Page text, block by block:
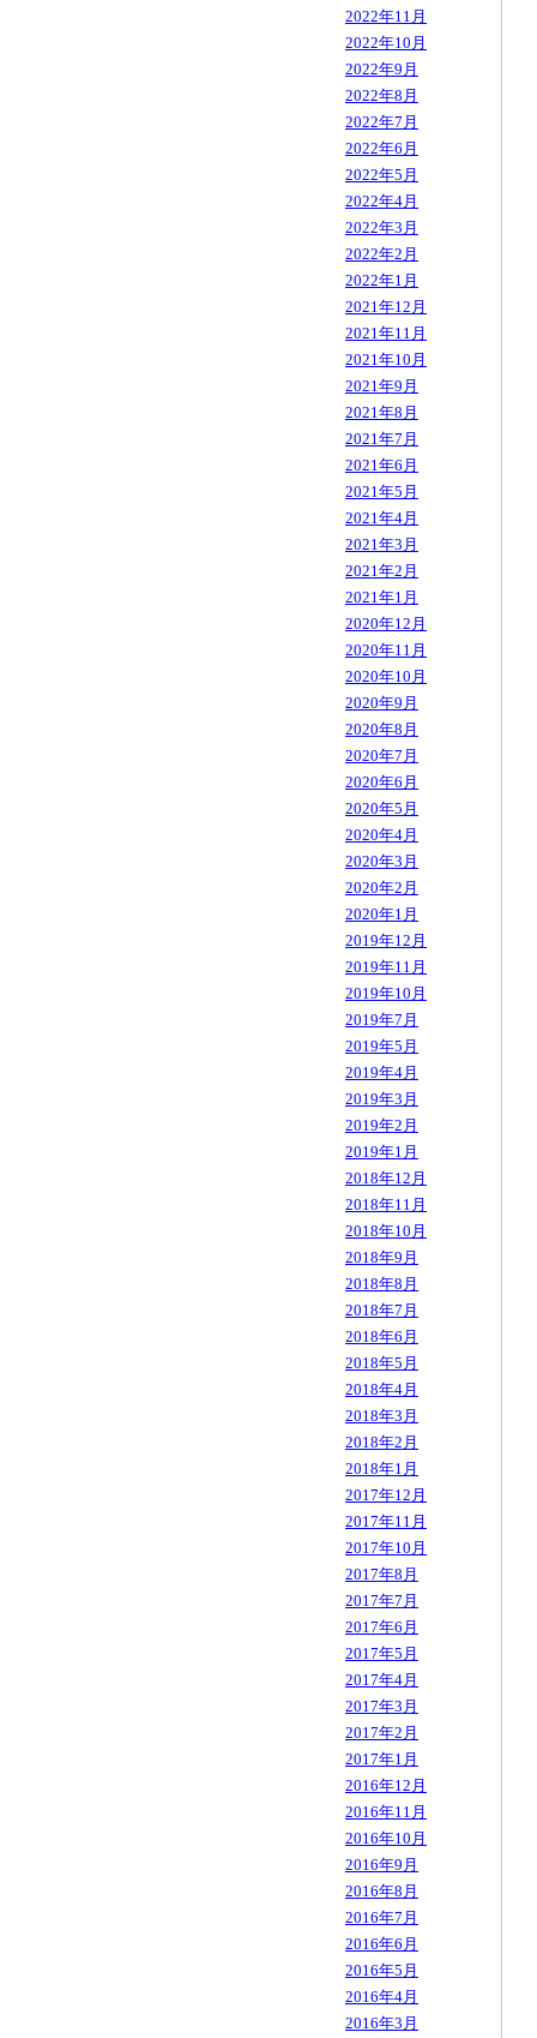
2022年11月
2022年10月
2022年9月
2022年8月
2022年7月
2022年6月
2022年5月
2022年4月
2022年3月
2022年2月
2022年1月
2021年12月
2021年11月
2021年10月
2021年9月
2021年8月
2021年7月
2021年6月
2021年5月
2021年4月
2021年3月
2021年2月
2021年1月
2020年12月
2020年11月
2020年10月
2020年9月
2020年8月
2020年7月
2020年6月
2020年5月
2020年4月
2020年3月
2020年2月
2020年1月
2019年12月
2019年11月
2019年10月
2019年7月
2019年5月
2019年4月
2019年3月
2019年2月
2019年1月
2018年12月
2018年11月
2018年10月
2018年9月
2018年8月
2018年7月
2018年6月
2018年5月
2018年4月
2018年3月
2018年2月
2018年1月
2017年12月
2017年11月
2017年10月
2017年8月
2017年7月
2017年6月
2017年5月
2017年4月
2017年3月
2017年2月
2017年1月
2016年12月
2016年11月
2016年10月
2016年9月
2016年8月
2016年7月
2016年6月
2016年5月
2016年4月
2016年3月